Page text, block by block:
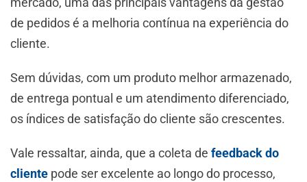
de pedidos é a melhoria contínua na experiência do
cliente.
Sem dúvidas, com um produto melhor armazenado,
de entrega pontual e um atendimento diferenciado,
os índices de satisfação do cliente são crescentes.
Vale ressaltar, ainda, que a coleta de feedback do
cliente pode ser excelente ao longo do processo,